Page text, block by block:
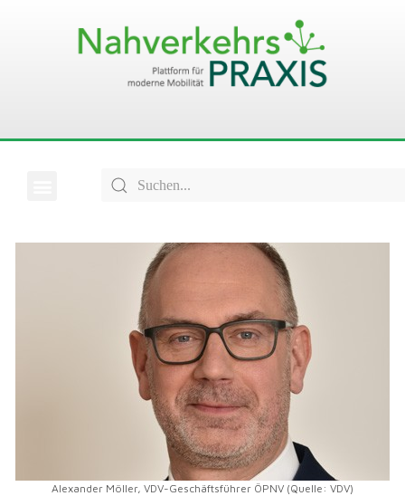
Alexander Möller, VDV-Geschäftsführer ÖPNV (Quelle: VDV)